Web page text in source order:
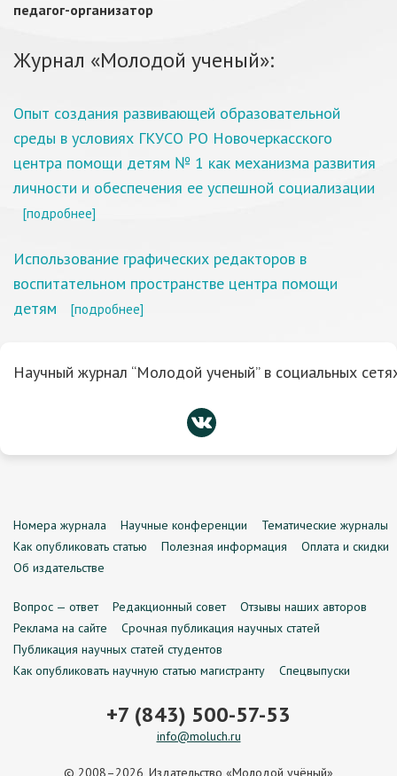
педагог-организатор
Журнал «Молодой ученый»:
Опыт создания развивающей образовательной
среды в условиях ГКУСО РО Новочеркасского
центра помощи детям № 1 как механизма развития
личности и обеспечения ее успешной социализации
[подробнее]
Использование графических редакторов в
воспитательном пространстве центра помощи
детям
[подробнее]
Научный журнал “Молодой ученый” в социальных
Номера журнала Научные конференции
Тематические журналы
Как опубликовать статью
Полезная информация
Оплата и скидки
Об издательстве
Вопрос — ответ Редакционный совет
Отзывы наших авторов
Реклама на сайте
Срочная публикация научных статей
Публикация научных статей студентов
Как опубликовать научную статью магистранту
Спецвыпуски
+7 (843) 500-57-53
info@moluch.ru
© 2008–2026, Издательство «Молодой учёный»